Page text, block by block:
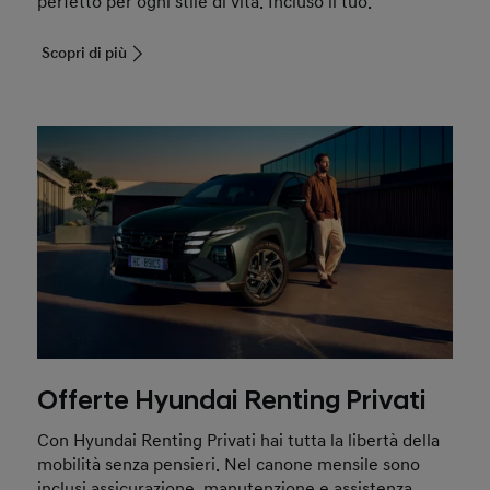
Scopri di più
Offerte Hyundai Renting Privati
Con Hyundai Renting Privati hai tutta la libertà della
mobilità senza pensieri. Nel canone mensile sono